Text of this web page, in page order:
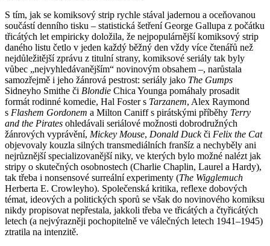
S tím, jak se komiksový strip rychle stával jadernou a oceňovanou
součástí denního tisku – statistická šetření George Gallupa z počátku
třicátých let empiricky doložila, že nejpopulárnější komiksový strip
daného listu četlo v jeden každý běžný den vždy více čtenářů než
nejdůležitější zprávu z titulní strany, komiksové seriály tak byly
vůbec „nejvyhledávanějším“ novinovým obsahem –, narůstala
samozřejmě i jeho žánrová pestrost: seriály jako The Gumps
Sidneyho Smithe či Blondie Chica Younga pomáhaly prosadit
formát rodinné komedie, Hal Foster s Tarzanem, Alex Raymond
s Flashem Gordonem a Milton Caniff s pirátskými příběhy Terry
and the Pirates ohledávali seriálové možnosti dobrodružných
žánrových vyprávění, Mickey Mouse, Donald Duckči Felix the Cat
objevovaly kouzla silných transmediálních franšíz a nechyběly ani
nejrůznější specializovanější niky, ve kterých bylo možné nalézt jak
stripy o skutečných osobnostech (Charlie Chaplin, Laurel a Hardy),
tak třeba i nonsensové surreální experimenty (The Wigglemuch
Herberta E. Crowleyho). Společenská kritika, reflexe dobových
témat, ideových a politických sporů se však do novinového komiksu
nikdy propisovat nepřestala, jakkoli třeba ve třicátých a čtyřicátých
letech (a nejvýrazněji pochopitelně ve válečných letech 1941–1945)
ztratila na intenzitě.